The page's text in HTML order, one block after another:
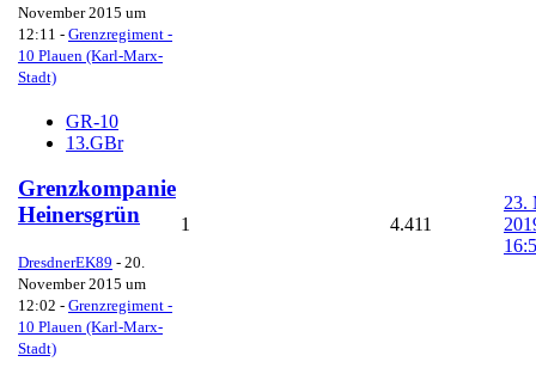
November 2015 um
12:11 - Grenzregiment -
10 Plauen (Karl-Marx-
Stadt)
GR-10
13.GBr
Grenzkompanie
Heinersgrün
DresdnerEK89 - 20.
November 2015 um
12:02 - Grenzregiment -
10 Plauen (Karl-Marx-
Stadt)
1 4.411
23.